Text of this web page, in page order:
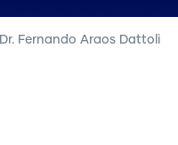
Dr. Fernando Araos Dattoli